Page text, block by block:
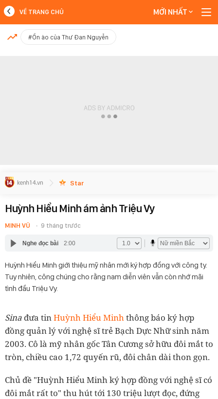
MỚI NHẤT
VỀ TRANG CHỦ MỚI NHẤT
#Ồn ào của Thư Đan Nguyễn
Star
Huỳnh Hiểu Minh ám ảnh Triệu Vy
MINH VŨ 9 tháng trước
Nghe đọc bài 2:00
Huỳnh Hiểu Minh giới thiệu mỹ nhân mới ký hợp đồng với công ty.
Tuy nhiên, công chúng cho rằng nam diễn viên vẫn còn nhớ mãi
tình đầu Triệu Vy.
Sina đưa tinHuỳnh Hiểu Minhthông báo ký hợp
đồng quản lý với nghệ sĩ trẻ Bạch Dực Nhữ sinh năm
2003. Cô là mỹ nhân gốc Tân Cương sở hữu đôi mắt to
tròn, chiều cao 1,72 quyến rũ, đôi chân dài thon gọn.
Chủ đề "Huỳnh Hiểu Minh ký hợp đồng với nghệ sĩ có
đôi mắt rất to" thu hút tới 130 triệu lượt đọc, đứng